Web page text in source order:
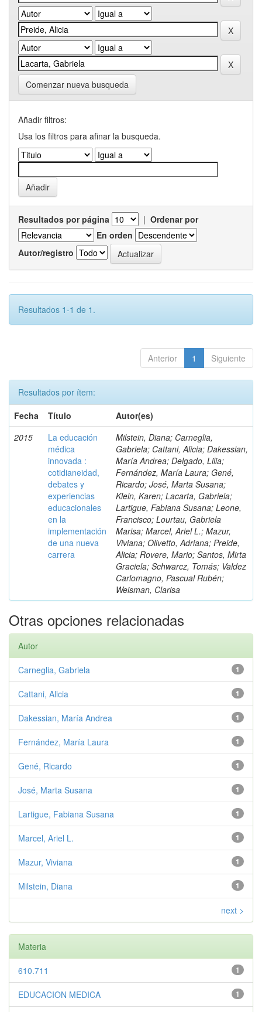
Comenzar nueva busqueda
Añadir filtros:
Usa los filtros para afinar la busqueda.
Resultados por página | Ordenar por
En orden
Autor/registro
Resultados 1-1 de 1.
Anterior 1 Siguiente
Resultados por ítem:
Fecha
Título
Autor(es)
2015
La educación
médica
innovada :
cotidianeidad,
debates y
experiencias
educacionales
en la
implementación
de una nueva
carrera
Milstein, Diana; Carneglia,
Gabriela; Cattani, Alicia; Dakessian,
María Andrea; Delgado, Lilia;
Fernández, María Laura; Gené,
Ricardo; José, Marta Susana;
Klein, Karen; Lacarta, Gabriela;
Lartigue, Fabiana Susana; Leone,
Francisco; Lourtau, Gabriela
Marisa; Marcel, Ariel L.; Mazur,
Viviana; Olivetto, Adriana; Preide,
Alicia; Rovere, Mario; Santos, Mirta
Graciela; Schwarcz, Tomás; Valdez
Carlomagno, Pascual Rubén;
Weisman, Clarisa
Otras opciones relacionadas
Autor
1
Carneglia, Gabriela
1
Cattani, Alicia
1
Dakessian, María Andrea
1
Fernández, María Laura
1
Gené, Ricardo
1
José, Marta Susana
1
Lartigue, Fabiana Susana
1
Marcel, Ariel L.
1
Mazur, Viviana
1
Milstein, Diana
next >
Materia
1
610.711
1
EDUCACION MEDICA